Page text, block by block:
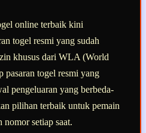
online terbaik kini
togel resmi yang sudah
khusus dari WLA (World
pasaran togel resmi yang
pengeluaran yang berbeda-
pilihan terbaik untuk pemain
nomor setiap saat.